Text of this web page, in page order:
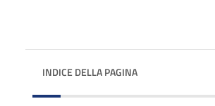
INDICE DELLA PAGINA